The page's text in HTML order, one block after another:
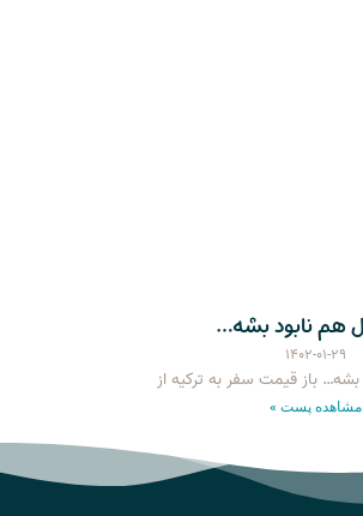
هم نابود بشه…
۱۴۰۲-۰۱-۲۹
بشه… باز قیمت سفر به ترکیه از
مشاهده پست »